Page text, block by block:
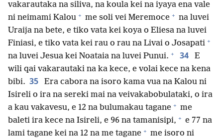
vakarautaka na siliva, na koula kei na iyaya ena vale
ni neimami Kalou + me soli vei Meremoce + na luvei
Uraija na bete, e tiko vata kei koya o Eliesa na luvei
Finiasi, e tiko vata kei rau o rau na Livai o Josapati +
na luvei Jesua kei Noataia na luvei Punui. + 34
E
wili qai vakarautaki na ka kece, e volai kece na kena
bibi. 35
Era cabora na isoro kama vua na Kalou ni
Isireli o ira na sereki mai na veivakabobulataki, o ira
a kau vakavesu, e 12 na bulumakau tagane + me
baleti ira kece na Isireli, e 96 na tamanisipi, + e 77 na
lami tagane kei na 12 na me tagane + me isoro ni